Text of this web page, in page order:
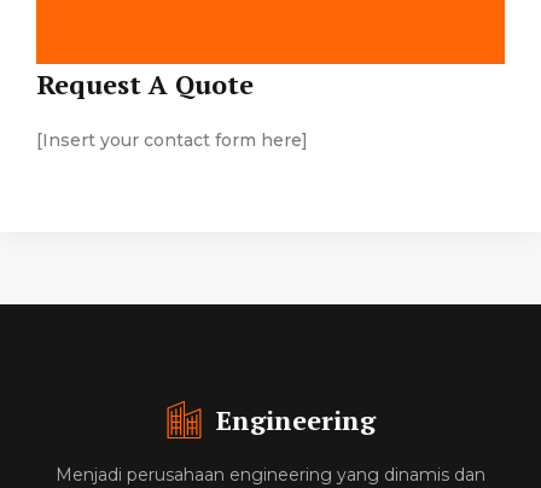
Request A Quote
[Insert your contact form here]
Engineering
Menjadi perusahaan engineering yang dinamis dan